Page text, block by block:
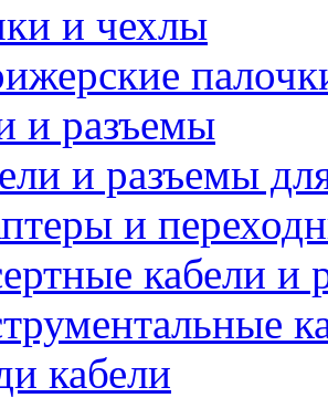
и чехлы
и разъемы
и разъемы
и
кабели и
кабели